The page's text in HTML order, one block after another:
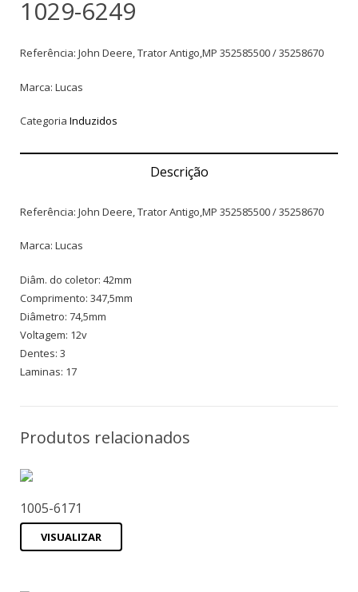
Produtos
Marcas
Contato
1029-6249
Referência: John Deere, Trator Antigo,MP 352585500 / 35258670
Marca: Lucas
Categoria Induzidos
Descrição
Referência: John Deere, Trator Antigo,MP 352585500 / 35258670
Marca: Lucas
Diâm. do coletor: 42mm
Comprimento: 347,5mm
Diâmetro: 74,5mm
Voltagem: 12v
Dentes: 3
Laminas: 17
Produtos relacionados
1005-6171
VISUALIZAR